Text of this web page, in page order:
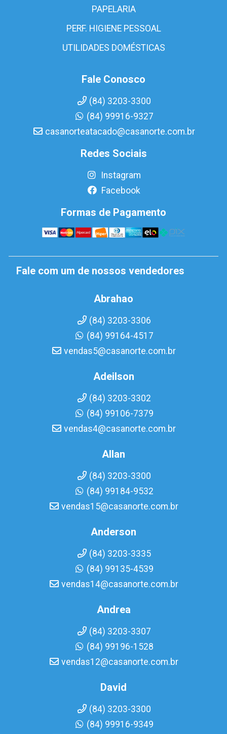
PAPELARIA
PERF. HIGIENE PESSOAL
UTILIDADES DOMÉSTICAS
Fale Conosco
(84) 3203-3300
(84) 99916-9327
casanorteatacado@casanorte.com.br
Redes Sociais
Instagram
Facebook
Formas de Pagamento
Fale com um de nossos vendedores
Abrahao
(84) 3203-3306
(84) 99164-4517
vendas5@casanorte.com.br
Adeilson
(84) 3203-3302
(84) 99106-7379
vendas4@casanorte.com.br
Allan
(84) 3203-3300
(84) 99184-9532
vendas15@casanorte.com.br
Anderson
(84) 3203-3335
(84) 99135-4539
vendas14@casanorte.com.br
Andrea
(84) 3203-3307
(84) 99196-1528
vendas12@casanorte.com.br
David
(84) 3203-3300
(84) 99916-9349